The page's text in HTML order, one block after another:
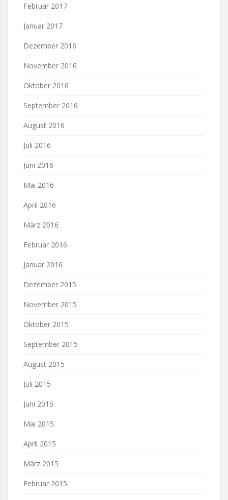
Februar 2017
Januar 2017
Dezember 2016
November 2016
Oktober 2016
September 2016
August 2016
Juli 2016
Juni 2016
Mai 2016
April 2016
März 2016
Februar 2016
Januar 2016
Dezember 2015
November 2015
Oktober 2015
September 2015
August 2015
Juli 2015
Juni 2015
Mai 2015
April 2015
März 2015
Februar 2015